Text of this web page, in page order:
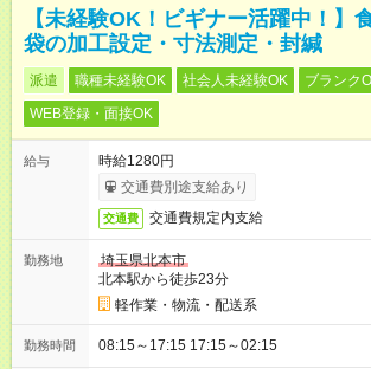
【未経験OK！ビギナー活躍中！】
袋の加工設定・寸法測定・封緘
派遣 職種未経験OK 社会人未経験OK
ブランク
WEB登録・面接OK
給与
時給1280円
交通費別途支給あり
交通費 交通費規定内支給
勤務地
埼玉県北本市
北本駅から徒歩23分
軽作業・物流・配送系
勤務時間 08:15～17:15 17:15～02:15